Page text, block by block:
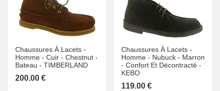
Chaussures À Lacets -
Homme - Cuir - Chestnut -
Bateau - TIMBERLAND
200.00 €
Chaussures À Lacets -
Homme - Nubuck - Marron
- Confort Et Décontracté -
KEBO
119.00 €